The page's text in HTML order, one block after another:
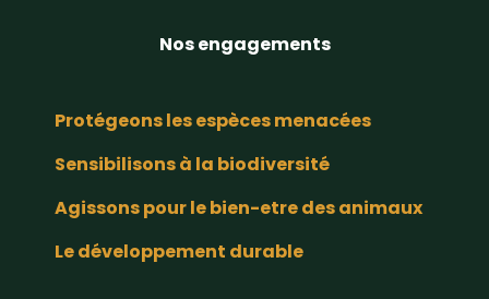
Nos engagements
Protégeons les espèces menacées
Sensibilisons à la biodiversité
Agissons pour le bien-etre des animaux
Le développement durable